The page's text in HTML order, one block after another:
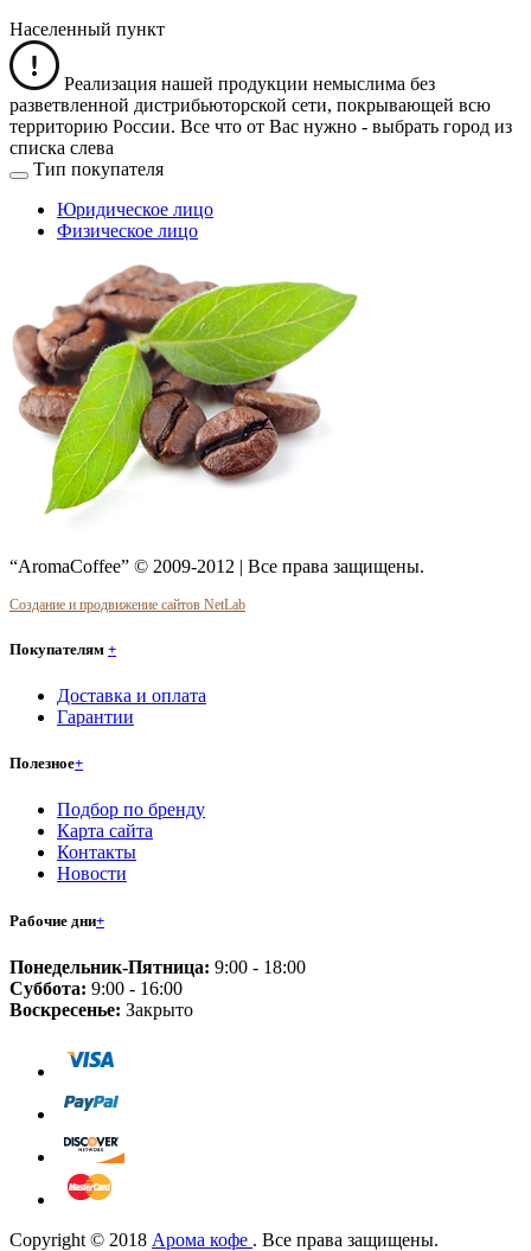
Населенный пункт
Реализация нашей продукции немыслима без
разветвленной дистрибьюторской сети, покрывающей всю
территорию России. Все что от Вас нужно - выбрать город из
списка слева
Тип покупателя
Юридическое лицо
Физическое лицо
“AromaCoffee” © 2009-2012 | Все права защищены.
Создание и продвижение сайтов NetLab
Покупателям +
Доставка и оплата
Гарантии
Полезное+
Подбор по бренду
Карта сайта
Контакты
Новости
Рабочие дни+
Понедельник-Пятница: 9:00 - 18:00
Суббота: 9:00 - 16:00
Воскресенье: Закрыто
Copyright © 2018 Арома кофе . Все права защищены.